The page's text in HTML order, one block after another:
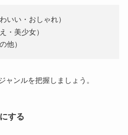
いい・おしゃれ）
・美少女）
他）
ャンルを把握しましょう。
する